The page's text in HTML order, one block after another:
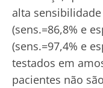
alta
(sens.=86,8% e
(sens.=97,4% e
testados em
pacientes não